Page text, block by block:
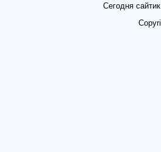
Сегодня